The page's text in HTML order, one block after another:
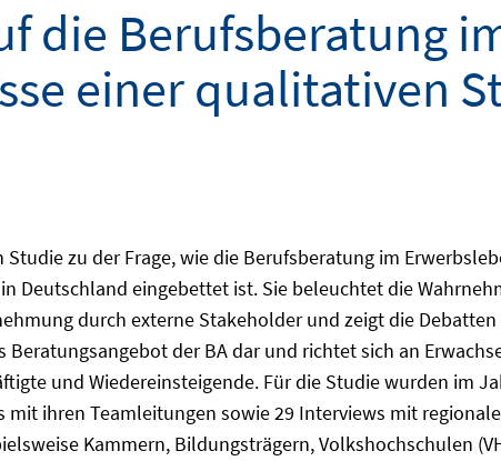
die Berufsberatung
einer qualitativen
zu der Frage, wie die Berufsberatung im
Deutschland eingebettet ist. Sie beleuchtet die
durch externe Stakeholder und zeigt die Debatten
der BA dar und richtet sich an
und Wiedereinsteigende. Für die Studie wurden im
ihren Teamleitungen sowie 29 Interviews mit
Kammern, Bildungsträgern, Volkshochschulen